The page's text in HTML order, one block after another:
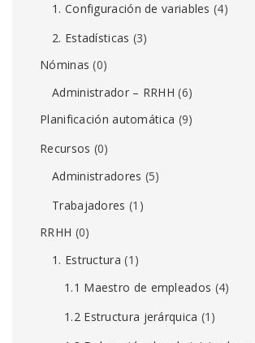
1. Configuración de variables (4)
2. Estadísticas (3)
Nóminas (0)
Administrador – RRHH (6)
Planificación automática (9)
Recursos (0)
Administradores (5)
Trabajadores (1)
RRHH (0)
1. Estructura (1)
1.1 Maestro de empleados (4)
1.2 Estructura jerárquica (1)